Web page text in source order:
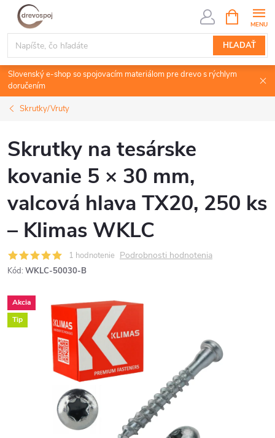
Prejsť
obsah
HĽADAŤ
KOŠÍK
Slovenský e-shop so spojovacím materiálom pre drevo s rýchlym
doručením
Skrutky/Vruty
Skrutky na tesárske
kovanie 5 × 30 mm,
valcová hlava TX20, 250 ks
– Klimas WKLC
1 hodnotenie Podrobnosti hodnotenia
Kód: WKLC-50030-B
Akcia
Tip